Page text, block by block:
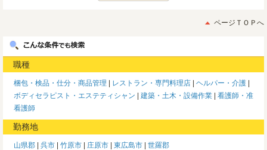
ページＴＯＰへ
職種
梱包・検品・仕分・商品管理 レストラン・専門料理店
ヘルパー・介護
ボディセラピスト・エステティシャン
建築・土木・設備作業
看護師・准
看護師
勤務地
山県郡 呉市 竹原市 庄原市 東広島市 世羅郡